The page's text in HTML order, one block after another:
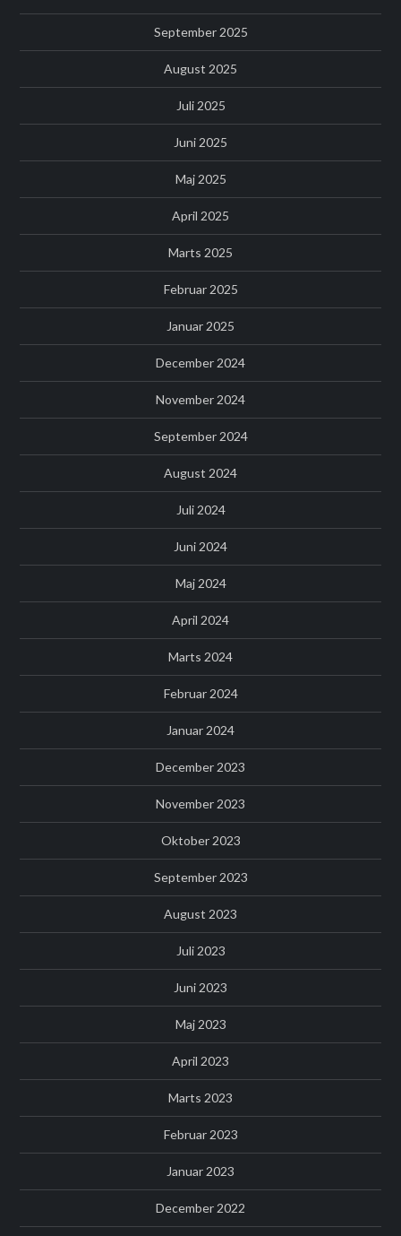
September 2025
August 2025
Juli 2025
Juni 2025
Maj 2025
April 2025
Marts 2025
Februar 2025
Januar 2025
December 2024
November 2024
September 2024
August 2024
Juli 2024
Juni 2024
Maj 2024
April 2024
Marts 2024
Februar 2024
Januar 2024
December 2023
November 2023
Oktober 2023
September 2023
August 2023
Juli 2023
Juni 2023
Maj 2023
April 2023
Marts 2023
Februar 2023
Januar 2023
December 2022